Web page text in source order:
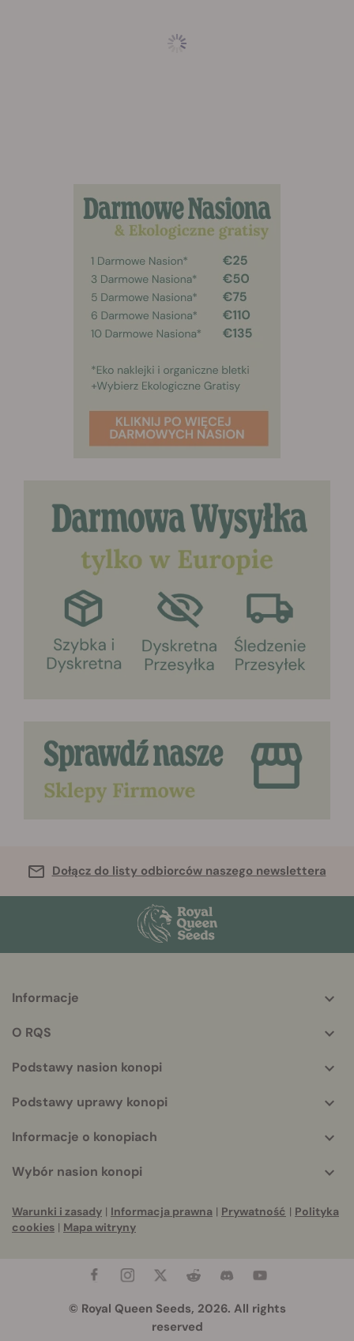
Dołącz do listy odbiorców naszego newslettera
info
Informacje
O RQS
Podstawy nasion konopi
Podstawy uprawy konopi
Informacje o konopiach
Wybór nasion konopi
Warunki i zasady | Informacja prawna | Prywatność | Polityka
cookies | Mapa witryny
© Royal Queen Seeds, 2026. All rights
reserved